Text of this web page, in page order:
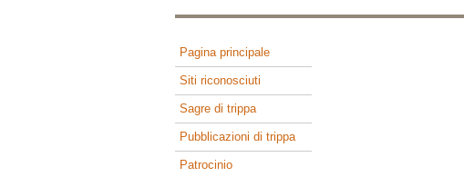
Pagina principale
Siti riconosciuti
Sagre di trippa
Pubblicazioni di trippa
Patrocinio